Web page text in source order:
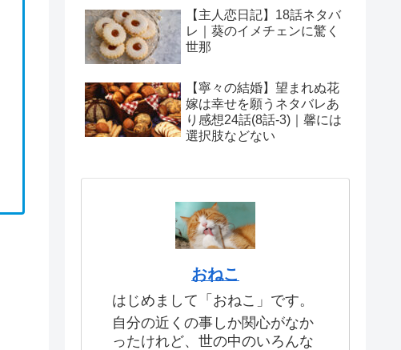
【主人恋日記】18話ネタバ
レ｜葵のイメチェンに驚く
世那
【寧々の結婚】望まれぬ花
嫁は幸せを願うネタバレあ
り感想24話(8話-3)｜馨には
選択肢などない
おねこ
はじめまして「おねこ」です。
自分の近くの事しか関心がなか
ったけれど、世の中のいろんな